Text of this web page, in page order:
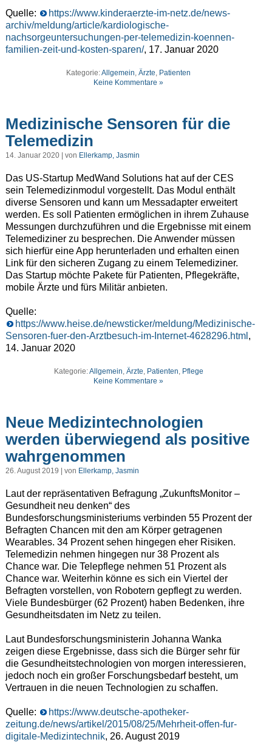
Quelle:
https://www.kinderaerzte-im-netz.de/news-
archiv/meldung/article/kardiologische-
nachsorgeuntersuchungen-per-telemedizin-koennen-
familien-zeit-und-kosten-sparen/, 17. Januar 2020
Kategorie:Allgemein,Ärzte, Patienten
Keine Kommentare »
Medizinische Sensoren für die
Telemedizin
14. Januar 2020 | von Ellerkamp, Jasmin
Das US-Startup MedWand Solutions hat auf der CES
sein Telemedizinmodul vorgestellt. Das Modul enthält
diverse Sensoren und kann um Messadapter erweitert
werden. Es soll Patienten ermöglichen in ihrem Zuhause
Messungen durchzuführen und die Ergebnisse mit einem
Telemediziner zu besprechen. Die Anwender müssen
sich hierfür eine App herunterladen und erhalten einen
Link für den sicheren Zugang zu einem Telemediziner.
Das Startup möchte Pakete für Patienten, Pflegekräfte,
mobile Ärzte und fürs Militär anbieten.
Quelle:
https://www.heise.de/newsticker/meldung/Medizinische-
Sensoren-fuer-den-Arztbesuch-im-Internet-4628296.html ,
14. Januar 2020
Kategorie:Allgemein, Ärzte, Patienten, Pflege
Keine Kommentare »
Neue Medizintechnologien
werden überwiegend als positive
wahrgenommen
26. August 2019 | von Ellerkamp, Jasmin
Laut der repräsentativen Befragung „ZukunftsMonitor –
Gesundheit neu denken“ des
Bundesforschungsministeriums verbinden 55 Prozent der
Befragten Chancen mit den am Körper getragenen
Wearables. 34 Prozent sehen hingegen eher Risiken.
Telemedizin nehmen hingegen nur 38 Prozent als
Chance war. Die Telepflege nehmen 51 Prozent als
Chance war. Weiterhin könne es sich ein Viertel der
Befragten vorstellen, von Robotern gepflegt zu werden.
Viele Bundesbürger (62 Prozent) haben Bedenken, ihre
Gesundheitsdaten im Netz zu teilen.
Laut Bundesforschungsministerin Johanna Wanka
zeigen diese Ergebnisse, dass sich die Bürger sehr für
die Gesundheitstechnologien von morgen interessieren,
jedoch noch ein großer Forschungsbedarf besteht, um
Vertrauen in die neuen Technologien zu schaffen.
Quelle:
https://www.deutsche-apotheker-
zeitung.de/news/artikel/2015/08/25/Mehrheit-offen-fur-
digitale-Medizintechnik, 26. August 2019